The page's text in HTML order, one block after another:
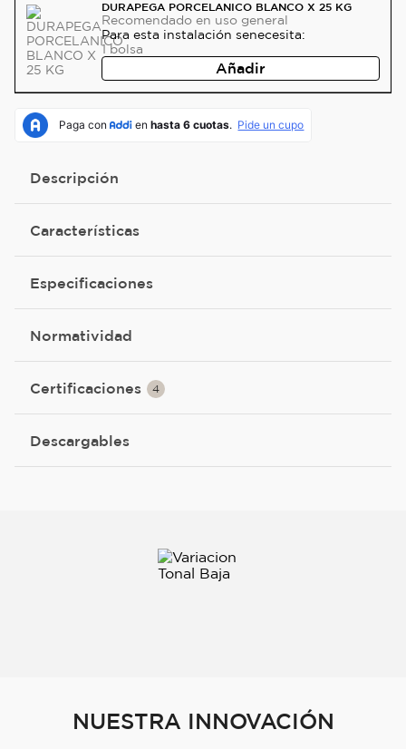
DURAPEGA PORCELANICO BLANCO X 25 KG
Recomendado en uso general
Para esta instalación senecesita:
1 bolsa
Añadir
Descripción
Características
Especificaciones
Normatividad
Certificaciones 4
Descargables
NUESTRA INNOVACIÓN